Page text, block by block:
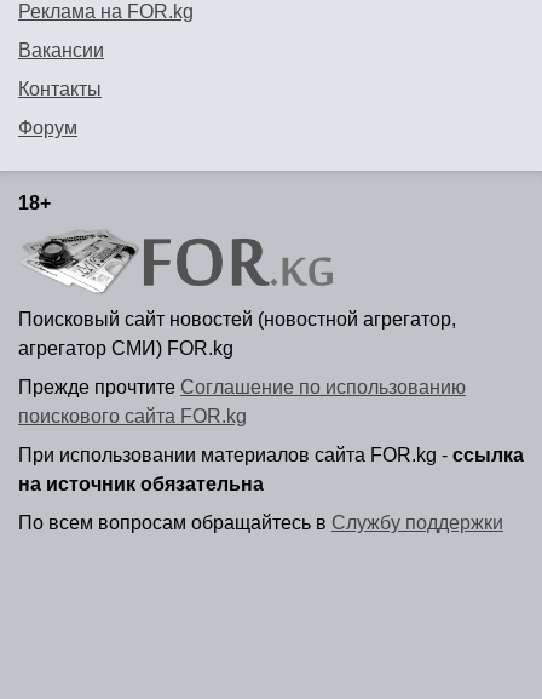
Реклама на FOR.kg
Вакансии
Контакты
Форум
18+
Поисковый сайт новостей (новостной агрегатор,
агрегатор СМИ) FOR.kg
Прежде прочтите Соглашение по использованию
поискового сайта FOR.kg
При использовании материалов сайта FOR.kg - ссылка
на источник обязательна
По всем вопросам обращайтесь в Службу поддержки